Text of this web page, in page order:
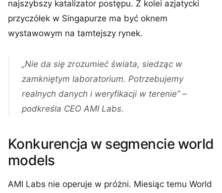
najszybszy katalizator postępu. Z kolei azjatycki
przyczółek w Singapurze ma być oknem
wystawowym na tamtejszy rynek.
„Nie da się zrozumieć świata, siedząc w
zamkniętym laboratorium. Potrzebujemy
realnych danych i weryfikacji w terenie” –
podkreśla CEO AMI Labs.
Konkurencja w segmencie world
models
AMI Labs nie operuje w próżni. Miesiąc temu World